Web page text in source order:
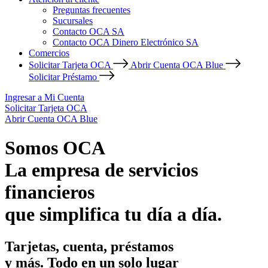
Preguntas frecuentes
Sucursales
Contacto OCA SA
Contacto OCA Dinero Electrónico SA
Comercios
Solicitar Tarjeta OCA
Abrir Cuenta OCA Blue
Solicitar Préstamo
Ingresar a Mi Cuenta
Solicitar Tarjeta OCA
Abrir Cuenta OCA Blue
Somos OCA
La empresa de servicios
financieros
que simplifica tu día a día.
Tarjetas, cuenta, préstamos
y más. Todo en un solo lugar